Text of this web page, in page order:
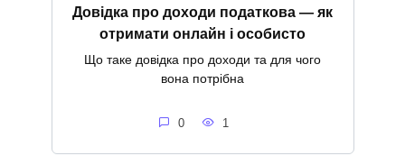
Довідка про доходи податкова — як
отримати онлайн і особисто
Що таке довідка про доходи та для чого
вона потрібна
0 1